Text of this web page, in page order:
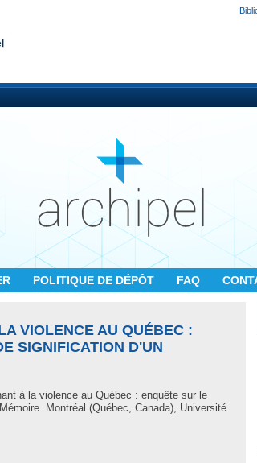
POLITIQUE DE DÉPÔT FAQ
VIOLENCE AU QUÉBEC :
SIGNIFICATION D'UN
à la violence au Québec : enquête sur le
Montréal (Québec, Canada), Université